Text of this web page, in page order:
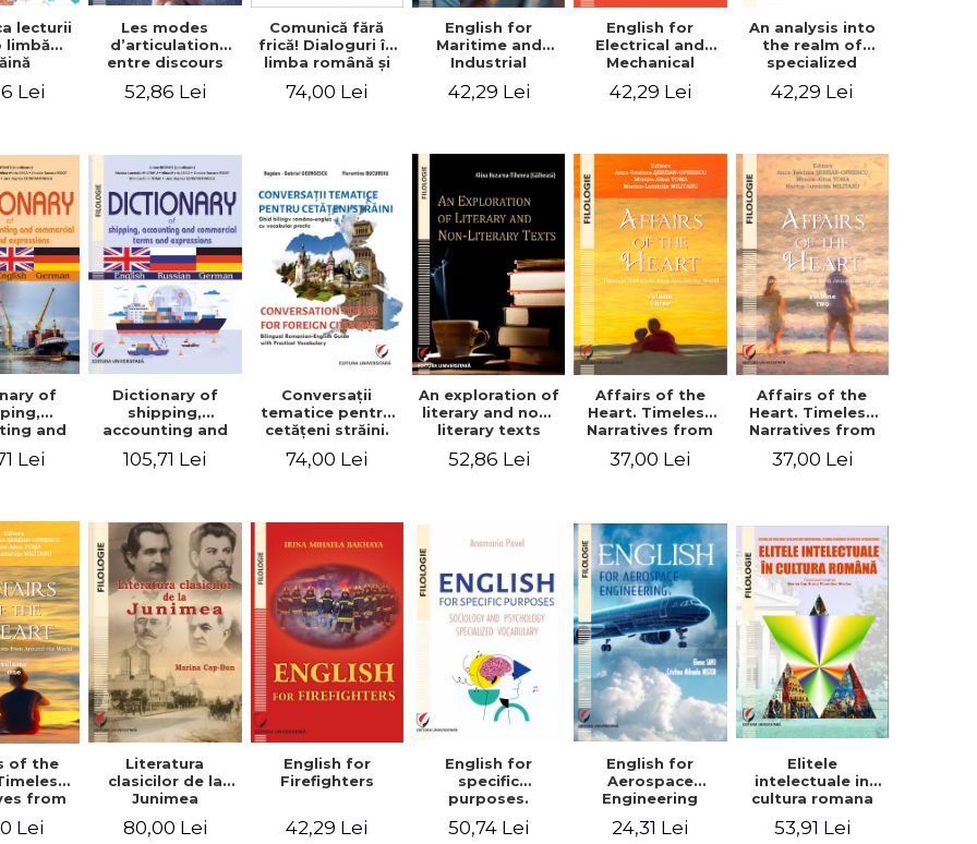
lecturii
limbă
Lei
Les modes
d’articulation
entre discours
discours propre
52,86 Lei
Comunică fără
frică! Dialoguri în
limba română şi
pentru cetăţenii
roumain et en
citoyens
étrangers
74,00 Lei
English for
Maritime and
Industrial
42,29 Lei
English for
Electrical and
Mechanical
Student’s book
42,29 Lei
An analysis into
the realm of
specialized
English for civil
42,29 Lei
of
and
and
Lei
Dictionary of
shipping,
accounting and
terms and
105,71 Lei
Conversaţii
tematice pentru
cetăţeni străini.
româno-englez
Bilingual
Romanian-
English guide
with practical
vocabulary
74,00 Lei
An exploration of
literary and non-
literary texts
52,86 Lei
Affairs of the
Heart. Timeless
Narratives from
World. Volume
37,00 Lei
Affairs of the
Heart. Timeless
Narratives from
World. Volume
37,00 Lei
of the
from
Lei
Literatura
clasicilor de la
Junimea
80,00 Lei
English for
Firefighters
42,29 Lei
English for
specific
purposes.
psychology
50,74 Lei
English for
Aerospace
Engineering
24,31 Lei
Elitele
intelectuale in
cultura romana
53,91 Lei